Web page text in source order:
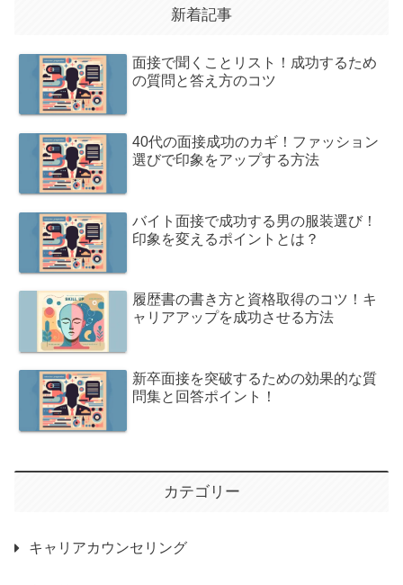
新着記事
面接で聞くことリスト！成功するため
の質問と答え方のコツ
40代の面接成功のカギ！ファッション
選びで印象をアップする方法
バイト面接で成功する男の服装選び！
印象を変えるポイントとは？
履歴書の書き方と資格取得のコツ！キ
ャリアアップを成功させる方法
新卒面接を突破するための効果的な質
問集と回答ポイント！
カテゴリー
キャリアカウンセリング